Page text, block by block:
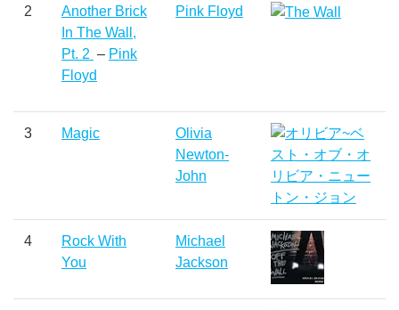
2
Another Brick
In The Wall,
Pt. 2 – Pink
Floyd
Pink Floyd
3 Magic
Olivia
Newton-
John
4
Rock With
You
Michael
Jackson